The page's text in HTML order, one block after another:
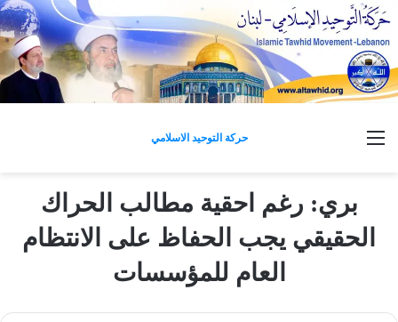
حركة التوحيد الاسلامي القائمة
بري: رغم احقية مطالب الحراك
الحقيقي يجب الحفاظ على الانتظام
العام للمؤسسات